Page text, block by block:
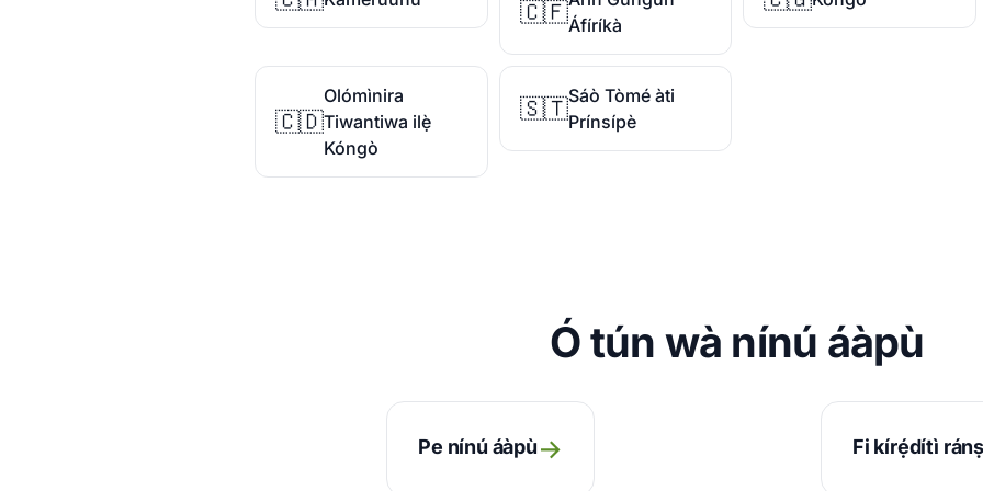
🇨🇫Áfíríkà
🇨🇩
Olómìnira
Tiwantiwa ilẹ̀
Kóngò
🇸🇹Sáò Tòmé àti
Prínsípè
Ó tún wà nínú áàpù
Pe nínú áàpù→ Fi kírẹ́dítì